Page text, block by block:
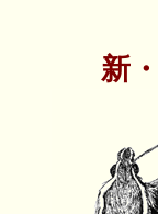
新